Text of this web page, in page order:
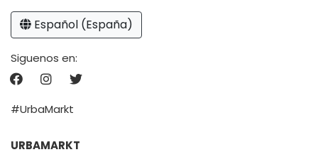
Español (España)
Siguenos en:
#UrbaMarkt
URBAMARKT